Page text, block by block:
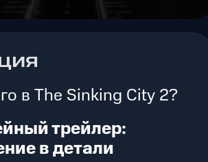
в The Sinking City 2?
трейлер:
в детали